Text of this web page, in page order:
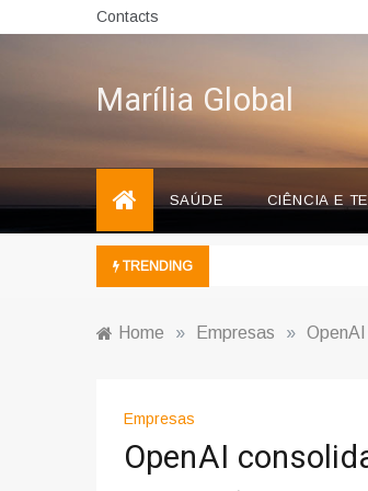
to
Contacts
Marília Global
SAÚDE CIÊNCIA E
TRENDING
Home » Empresas »
Empresas
OpenAI